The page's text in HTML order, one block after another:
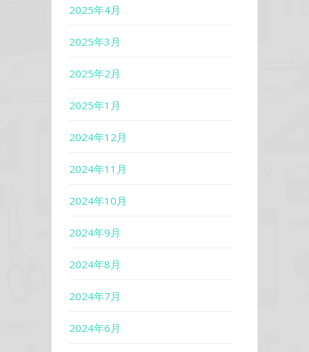
2025年4月
2025年3月
2025年2月
2025年1月
2024年12月
2024年11月
2024年10月
2024年9月
2024年8月
2024年7月
2024年6月